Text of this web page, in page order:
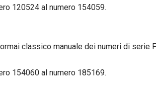
120524 al numero 154059.
classico manuale dei numeri di serie
154060 al numero 185169.